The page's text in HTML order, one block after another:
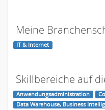
Meine
IT & Internet
Skillbereiche auf
Anwendungsadministration
Data Warehouse, Business